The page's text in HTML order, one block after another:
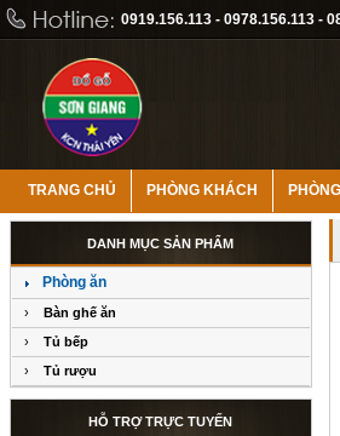
0919.156.113 - 0978.156.113 -
TRANG CHỦ PHÒNG KHÁCH
DANH MỤC SẢN PHẨM
Phòng ăn
›
Bàn ghế ăn
›
Tủ bếp
›
Tủ rượu
HỖ TRỢ TRỰC TUYẾN